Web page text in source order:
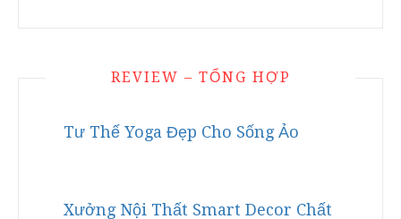
REVIEW – TỔNG HỢP
Tư Thế Yoga Đẹp Cho Sống Ảo
Xưởng Nội Thất Smart Decor Chất